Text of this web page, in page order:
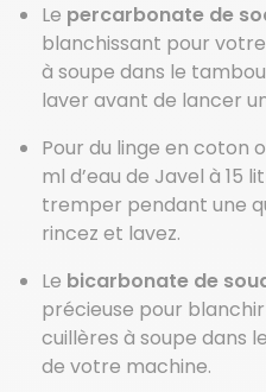
Le percarbonate de
blanchissant pour
à soupe dans le
laver avant de lancer
Pour du linge en coton
ml d’eau de Javel à 15
tremper pendant une
rincez et lavez.
Le bicarbonate de
précieuse pour
cuillères à soupe dans
de votre machine.